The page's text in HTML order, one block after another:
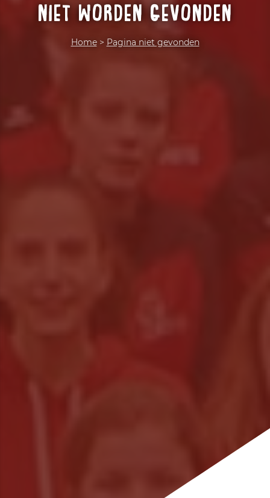
niet worden gevonden
Home > Pagina niet gevonden